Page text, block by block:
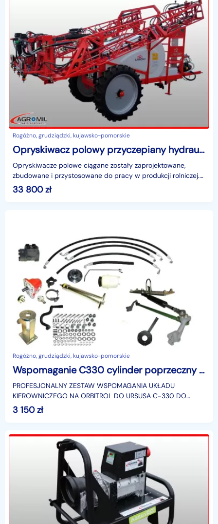
Rogóźno, grudziądzki, kujawsko-pomorskie
Opryskiwacz polowy przyczepiany hydrauliczny Lisicki
Opryskiwacze polowe ciągane zostały zaprojektowane,
zbudowane i przystosowane do pracy w produkcji rolniczej.
Służą do wykonania zabiegów ochrony roślin i nawoż
33 800zł
Rogóźno, grudziądzki, kujawsko-pomorskie
Wspomaganie C330 cylinder poprzeczny oś okrągła rozrząd
PROFESJONALNY ZESTAW WSPOMAGANIA UKŁADU
KIEROWNICZEGO NA ORBITROL DO URSUSA C-330 DO
CIĄGNIKÓW Z PRZEDNIĄ OSIĄ OKRĄGŁĄ NAPĘD Z
ROZRZĄDU Jedyne wspomaganie
3 150zł